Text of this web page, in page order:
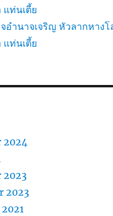
แท่นเตี้ย
อำนาจเจริญ หัวลากหางโ
แท่นเตี้ย
2024
2023
2023